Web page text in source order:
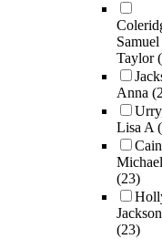
Samuel
Taylor
Anna
Lisa A
(23)
Jackson
(23)